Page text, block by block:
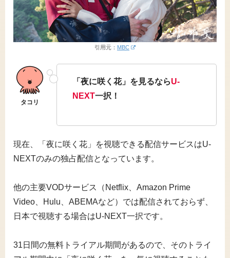
引用元： MBC
「夜に咲く花」を見るならU-
NEXT一択！
現在、「夜に咲く花」を視聴できる配信サービスはU-
NEXTのみの独占配信となっています。
他の主要VODサービス（Netflix、Amazon Prime
Video、Hulu、ABEMAなど）では配信されておらず、
日本で視聴する場合はU-NEXT一択です。
31日間の無料トライアル期間があるので、そのトライ